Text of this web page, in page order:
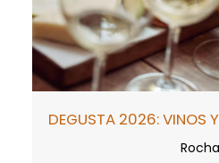
DEGUSTA 2026: VINOS
Rocha